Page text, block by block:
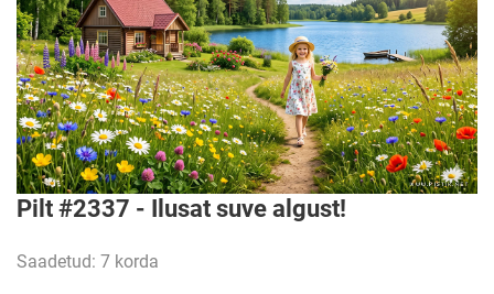
Pilt #2337 - Ilusat suve algust!
Saadetud: 7 korda